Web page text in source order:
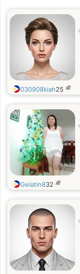
030908kiah25 歳
Gelatin832 歳